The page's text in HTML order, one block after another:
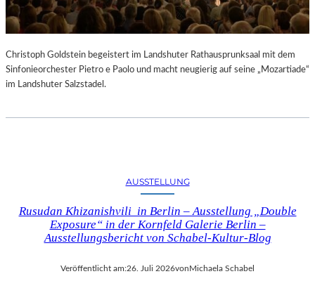
Christoph Goldstein begeistert im Landshuter Rathausprunksaal mit dem
Sinfonieorchester Pietro e Paolo und macht neugierig auf seine „Mozartiade“
im Landshuter Salzstadel.
AUSSTELLUNG
Rusudan Khizanishvili in Berlin – Ausstellung „Double
Exposure“ in der Kornfeld Galerie Berlin –
Ausstellungsbericht von Schabel-Kultur-Blog
Veröffentlicht am:26. Juli 2026von Michaela Schabel